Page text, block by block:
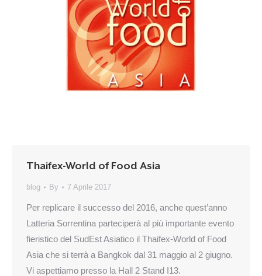
Thaifex-World of Food Asia
blog By 7 Aprile 2017
Per replicare il successo del 2016, anche quest’anno
Latteria Sorrentina parteciperà al più importante evento
fieristico del SudEst Asiatico il Thaifex-World of Food
Asia che si terrà a Bangkok dal 31 maggio al 2 giugno.
Vi aspettiamo presso la Hall 2 Stand I13.